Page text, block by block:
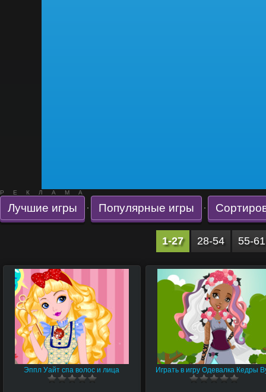
РЕКЛАМА
Лучшие игры · Популярные игры ·
1-27 28-54 55-61
Эппл Уайт спа волос и лица Играть в игру Одевалка Кедры